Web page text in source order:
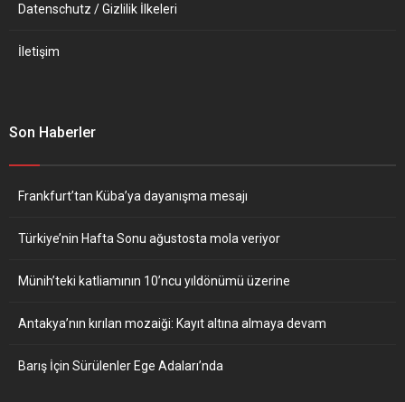
Datenschutz / Gizlilik İlkeleri
İletişim
Son Haberler
Frankfurt’tan Küba’ya dayanışma mesajı
Türkiye’nin Hafta Sonu ağustosta mola veriyor
Münih’teki katliamının 10’ncu yıldönümü üzerine
Antakya’nın kırılan mozaiği: Kayıt altına almaya devam
Barış İçin Sürülenler Ege Adaları’nda